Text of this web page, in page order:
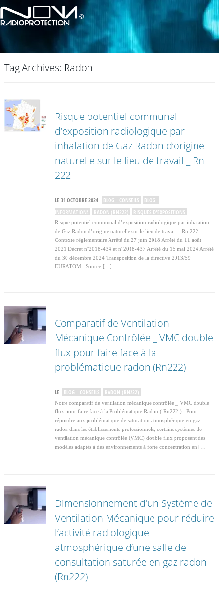
Tag Archives: Radon
Risque potentiel communal
d’exposition radiologique par
inhalation de Gaz Radon d’origine
naturelle sur le lieu de travail _ Rn
222
LE 31 OCTOBRE 2024 BLOG _ CONSEILS
BLOG _
INFORMATIONS
RADON (RN222) RISQUES D'EXPOSITIONS
Risque potentiel communal d’exposition radiologique par inhalation
de Gaz Radon d’origine naturelle sur le lieu de travail _ Rn 222
Contexte réglementaire Arrêté du 27 juin 2018 Arrêté du 11 août
2021 Décret n°2018-434 et n°2018-437 Arrêté du 15 mai 2024 Arrêté
du 30 décembre 2024 Transposition de la directive 2013/59
EURATOM Source […]
Comparatif de Ventilation
Mécanique Contrôlée _ VMC double
flux pour faire face à la
problématique radon (Rn222)
LE BLOG _ CONSEILS RADON (RN222)
Notre comparatif de ventilation mécanique contrôlée _ VMC double
flux pour faire face à la Problématique Radon ( Rn222 ) Pour
répondre aux problématique de saturation atmosphérique en gaz
radon dans les établissements professionnels, certains systèmes de
ventilation mécanique contrôlée (VMC) double flux proposent des
modèles adaptés à des environnements à forte concentration en […]
Dimensionnement d’un Système de
Ventilation Mécanique pour réduire
l’activité radiologique
atmosphérique d’une salle de
consultation saturée en gaz radon
(Rn222)